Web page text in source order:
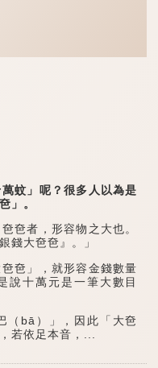
蚊」呢？很多人以為是
」。
者，形容物之大也。
大夿夿』。」
夿」，就形容金錢數量
說十萬元是一筆大數目
bā）」，因此「大夿
若依足本音，...